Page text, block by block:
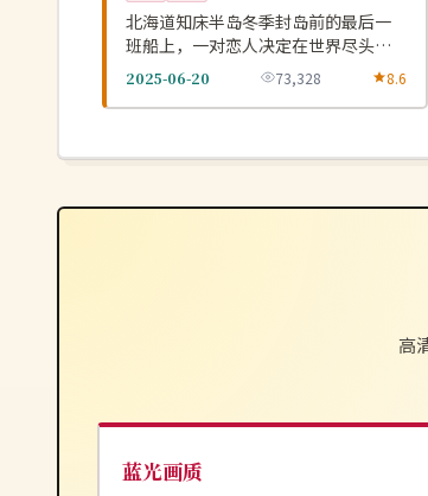
北海道知床半岛冬季封岛前的最后一
班船上，一对恋人决定在世界尽头补
办没能说出口的告别。
2025-06-20 73,328 8.6
高
蓝光画质